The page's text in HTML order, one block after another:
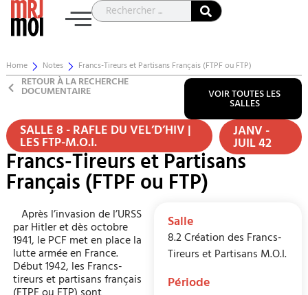
Home Notes Francs-Tireurs et Partisans Français (FTPF ou FTP)
RETOUR À LA RECHERCHE
DOCUMENTAIRE VOIR TOUTES LES
SALLES
SALLE 8 - RAFLE DU VEL’D’HIV |
LES FTP-M.O.I. JANV -
JUIL 42
Francs-Tireurs et Partisans
Français (FTPF ou FTP)
Après l’invasion de l’URSS
par Hitler et dès octobre
1941, le PCF met en place la
lutte armée en France.
Début 1942, les Francs-
tireurs et partisans français
Salle
8.2 Création des Francs-
Tireurs et Partisans M.O.I.
Période